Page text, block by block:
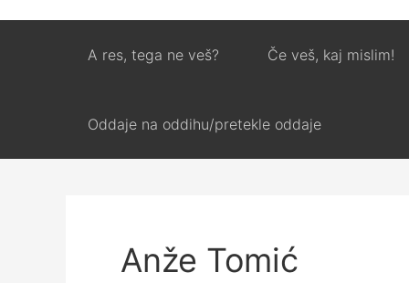
A res, tega ne veš? Če veš, kaj mislim!
Oddaje na oddihu/pretekle oddaje
Anže Tomić